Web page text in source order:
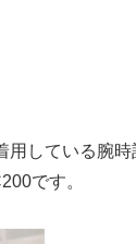
用している腕時
です。